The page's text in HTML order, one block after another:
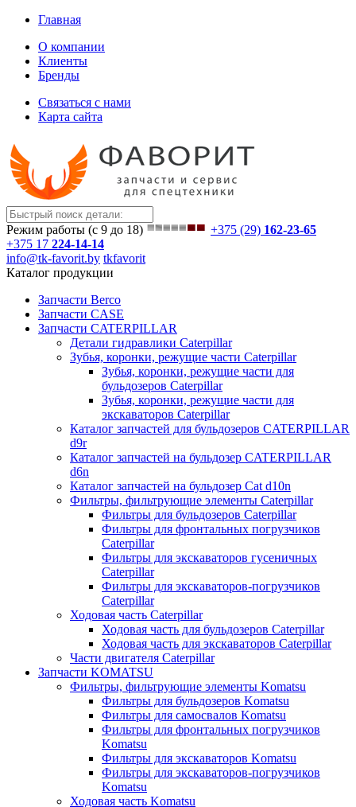
Главная
О компании
Клиенты
Бренды
Связаться с нами
Карта сайта
Режим работы (с 9 до 18) +375 (29) 162-23-65
+375 17 224-14-14
info@tk-favorit.by tkfavorit
Каталог продукции
Запчасти Berco
Запчасти CASE
Запчасти CATERPILLAR
Детали гидравлики Caterpillar
Зубья, коронки, режущие части Caterpillar
Зубья, коронки, режущие части для
бульдозеров Caterpillar
Зубья, коронки, режущие части для
экскаваторов Caterpillar
Каталог запчастей для бульдозеров CATERPILLAR
d9r
Каталог запчастей на бульдозер CATERPILLAR
d6n
Каталог запчастей на бульдозер Сat d10n
Фильтры, фильтрующие элементы Caterpillar
Фильтры для бульдозеров Caterpillar
Фильтры для фронтальных погрузчиков
Caterpillar
Фильтры для экскаваторов гусеничных
Caterpillar
Фильтры для экскаваторов-погрузчиков
Caterpillar
Ходовая часть Caterpillar
Ходовая часть для бульдозеров Caterpillar
Ходовая часть для экскаваторов Caterpillar
Части двигателя Caterpillar
Запчасти KOMATSU
Фильтры, фильтрующие элементы Komatsu
Фильтры для бульдозеров Komatsu
Фильтры для самосвалов Komatsu
Фильтры для фронтальных погрузчиков
Komatsu
Фильтры для экскаваторов Komatsu
Фильтры для экскаваторов-погрузчиков
Komatsu
Ходовая часть Komatsu